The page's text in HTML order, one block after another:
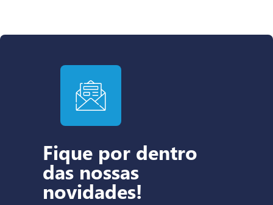
Fique por dentro
das nossas
novidades!